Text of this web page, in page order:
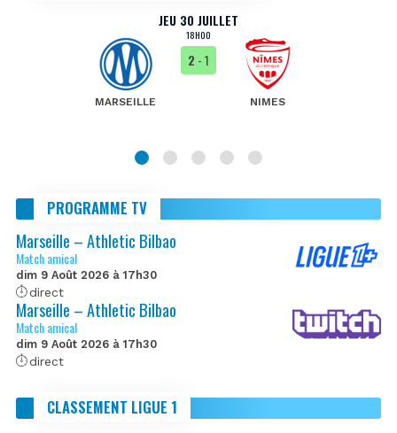
JEU 30 JUILLET
18H00
MARSEILLE
2 - 1
NIMES
PROGRAMME TV
Marseille – Athletic Bilbao
Match amical
dim 9 Août 2026 à 17h30
direct
Marseille – Athletic Bilbao
Match amical
dim 9 Août 2026 à 17h30
direct
CLASSEMENT LIGUE 1